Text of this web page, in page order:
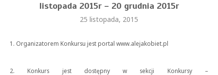
listopada 2015r – 20 grudnia 2015r
25 listopada, 2015
1. Organizatorem Konkursu jest portal www.alejakobiet.pl
2. Konkurs jest dostępny w sekcji Konkursy –